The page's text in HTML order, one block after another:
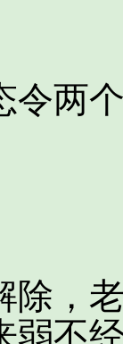
两个
，老
弱不